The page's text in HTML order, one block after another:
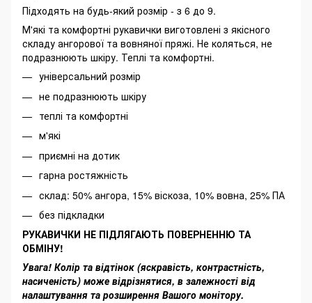
Підходять на будь-який розмір - з 6 до 9.
М'які та комфортні рукавички виготовлені з якісного
складу ангорової та вовняної пряжі. Не коляться, не
подразнюють шкіру. Теплі та комфортні.
універсальний розмір
не подразнюють шкіру
теплі та комфортні
м'які
приємні на дотик
гарна ростяжність
склад: 50% ангора, 15% віскоза, 10% вовна, 25% ПА
без підкладки
РУКАВИЧКИ НЕ ПІДЛЯГАЮТЬ ПОВЕРНЕННЮ ТА
ОБМІНУ!
Увага! Колір та відтінок (яскравість, контрастність,
насиченість) може відрізнятися, в залежності від
налаштування та розширення Вашого монітору.